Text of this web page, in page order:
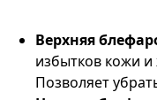
Верхняя
избытков кожи
Позволяет